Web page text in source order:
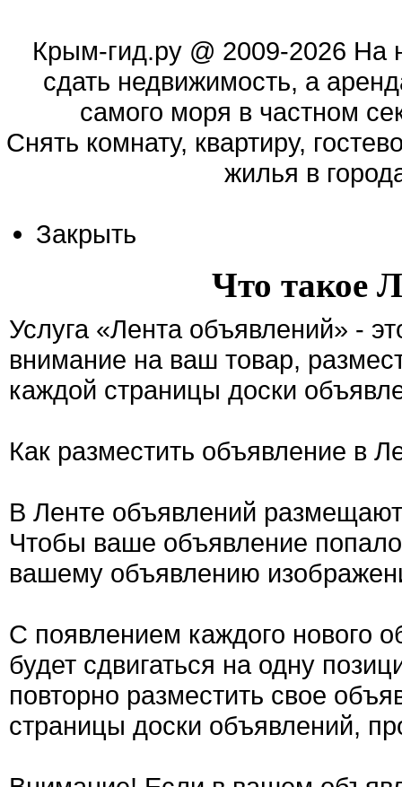
Крым-гид.ру@ 2009-2026 На
сдать недвижимость, а
самого моря в частном
Cнять комнату, квартиру,
жилья в
Закрыть
Что такое
Услуга «Лента объявлений» -
внимание на ваш товар,
каждой страницы доски
Как разместить объявление в
В Ленте объявлений
Чтобы ваше объявление
вашему объявлению
С появлением каждого нового
будет сдвигаться на одну
повторно разместить свое
страницы доски объявлений,